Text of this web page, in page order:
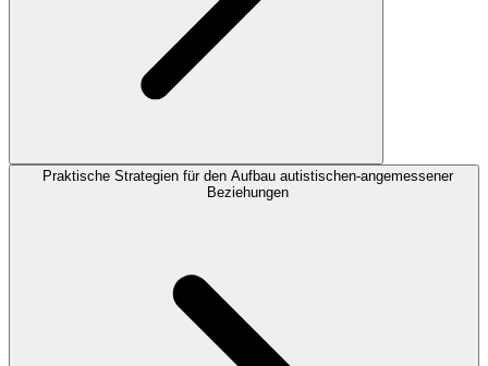
Praktische Strategien für den Aufbau autistischen-angemessener
Beziehungen